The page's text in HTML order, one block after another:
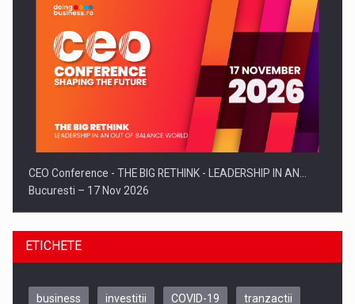
CEO Conference - THE BIG RETHINK - LEADERSHIP IN AN…
Bucuresti – 17 Nov 2026
ETICHETE
business investitii COVID-19 tranzactii